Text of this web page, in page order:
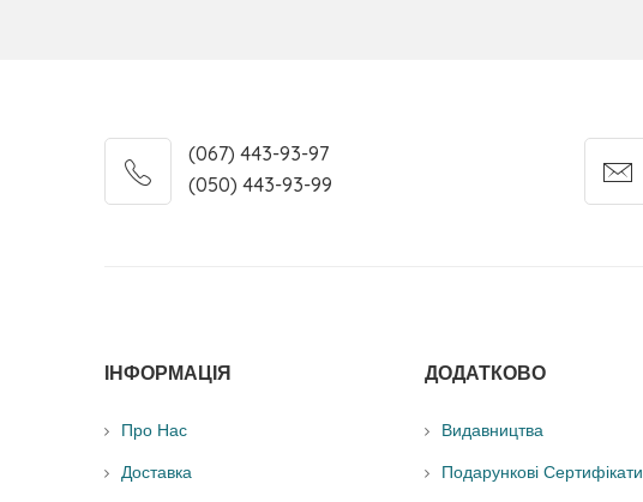
(067) 443-93-97
(050) 443-93-99
ІНФОРМАЦІЯ
Про Нас
Доставка
ДОДАТКОВО
Видавництва
Подарункові Сертифікати